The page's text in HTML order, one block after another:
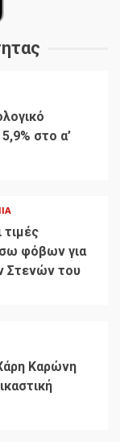
στο α’
τιμές
φόβων για
Στενών του
Καρώνη